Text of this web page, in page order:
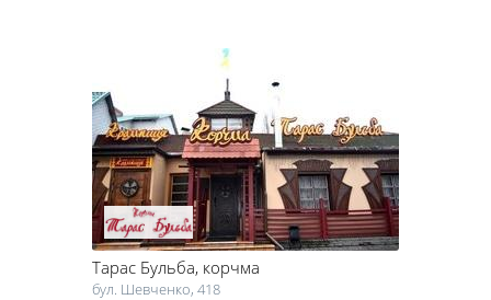
Тарас Бульба, корчма
бул. Шевченко, 418